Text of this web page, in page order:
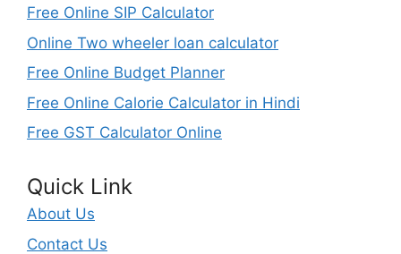
Free Online SIP Calculator
Online Two wheeler loan calculator
Free Online Budget Planner
Free Online Calorie Calculator in Hindi
Free GST Calculator Online
Quick Link
About Us
Contact Us